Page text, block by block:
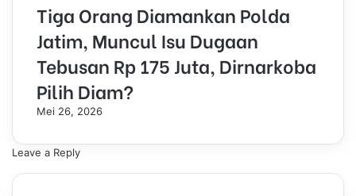
Tiga Orang Diamankan Polda
Jatim, Muncul Isu Dugaan
Tebusan Rp 175 Juta, Dirnarkoba
Pilih Diam?
Mei 26, 2026
Leave a Reply